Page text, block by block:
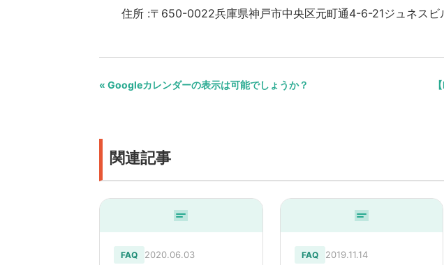
住所 :〒650-0022兵庫県神戸市中央区元町通4-6-21ジュネスビ
« Googleカレンダーの表示は可能でしょうか？
関連記事
FAQ 2020.06.03 FAQ 2019.11.14